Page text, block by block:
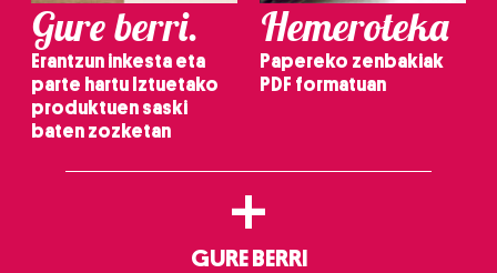
Gure berri.
Erantzun inkesta eta
parte hartu Iztuetako
produktuen saski
baten zozketan
Hemeroteka
Papereko zenbakiak
PDF formatuan
+
GURE BERRI